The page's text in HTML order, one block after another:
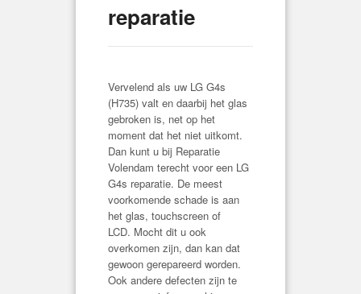
reparatie
Vervelend als uw LG G4s
(H735) valt en daarbij het glas
gebroken is, net op het
moment dat het niet uitkomt.
Dan kunt u bij Reparatie
Volendam terecht voor een LG
G4s reparatie. De meest
voorkomende schade is aan
het glas, touchscreen of
LCD. Mocht dit u ook
overkomen zijn, dan kan dat
gewoon gerepareerd worden.
Ook andere defecten zijn te